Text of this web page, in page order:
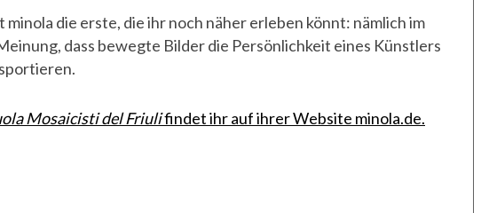
die erste, die ihr noch näher erleben könnt: nämlich im
dass bewegte Bilder die Persönlichkeit eines Künstlers
Mosaicisti del Friulifindet ihr auf ihrer Website minola.de.
Sofa für Düsseldorf
Rückblick: Eine Wand für Vielfalt –